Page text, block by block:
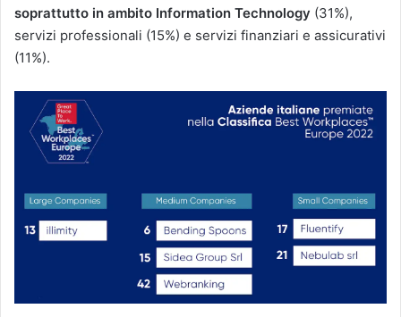
soprattutto in ambito Information Technology (31%),
servizi professionali (15%) e servizi finanziari e assicurativi
(11%).